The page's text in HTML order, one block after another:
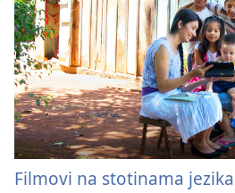
Filmovi na stotinama jezika